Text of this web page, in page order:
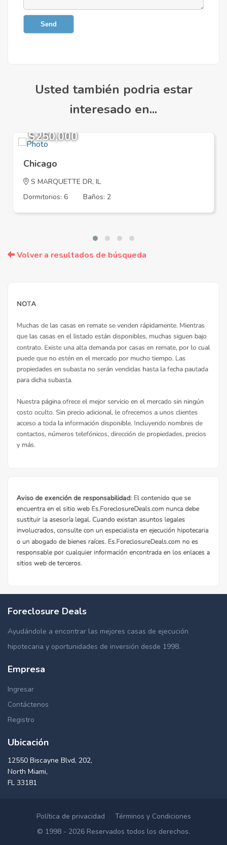
Send
Usted también podria estar
interesado en...
$250,000
Chicago
S MARQUETTE DR, IL
Dormitorios: 6
Baños: 2
Volver a resultados de búsqueda
Foreclosure Deals
Ayudándole a encontrar las mejores casas de ejecución
hipotecaria y oportunidades de inversión desde 1998.
Empresa
Ingresar
Contáctenos
Registro
Ubicación
12550 Biscayne Blvd, 202,
North Miami,
FL 33181
Política de privacidad
Términos y Condiciones
© 1998 - 2026 Reservados todos los derechos.